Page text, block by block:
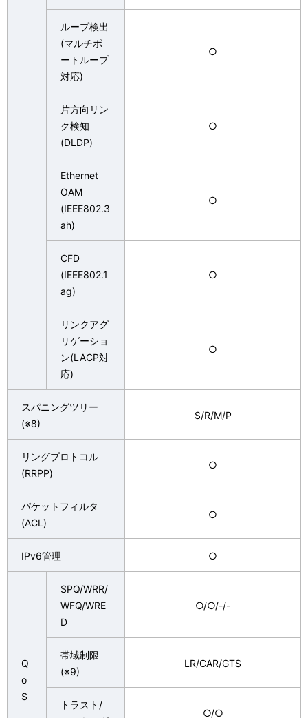
ループ検出
(マルチポ
ートループ
対応)
○
片方向リン
ク検知
(DLDP)
○
Ethernet
OAM
(IEEE802.3
ah)
○
CFD
(IEEE802.1
ag)
○
リンクアグ
リゲーショ
ン(LACP対
応)
○
スパニングツリー
(※8)
S/R/M/P
リングプロトコル
(RRPP)
○
パケットフィルタ
(ACL)
○
IPv6管理 ○
Q
o
S
SPQ/WRR/
WFQ/WRE
D
○/○/-/-
帯域制限
(※9)
LR/CAR/GTS
トラスト/
○/○